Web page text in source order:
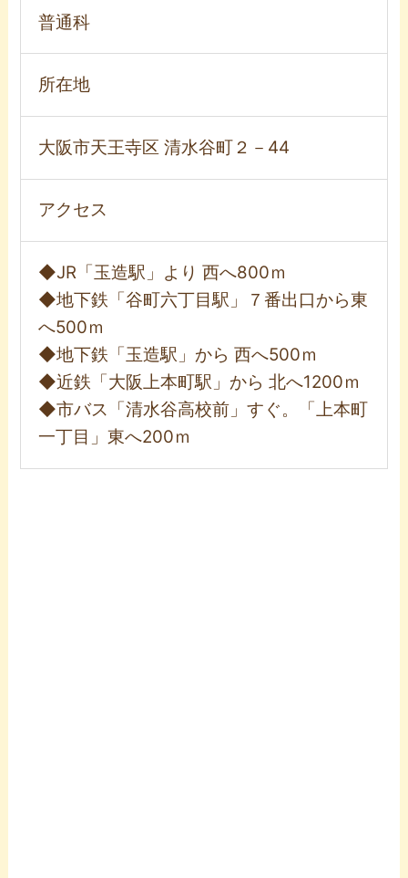
普通科
所在地
大阪市天王寺区 清水谷町２－44
アクセス
◆JR「玉造駅」より 西へ800ｍ
◆地下鉄「谷町六丁目駅」７番出口から東
へ500ｍ
◆地下鉄「玉造駅」から 西へ500ｍ
◆近鉄「大阪上本町駅」から 北へ1200ｍ
◆市バス「清水谷高校前」すぐ。「上本町
一丁目」東へ200ｍ